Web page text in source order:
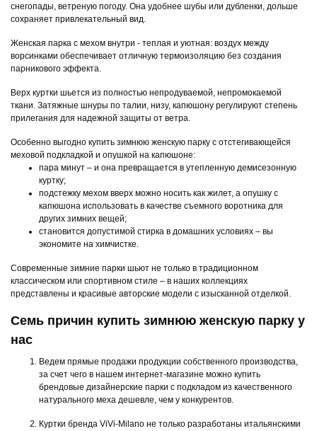
снегопады, ветреную погоду. Она удобнее шубы или дубленки, дольше
сохраняет привлекательный вид.
Женская парка с мехом внутри - теплая и уютная: воздух между
ворсинками обеспечивает отличную термоизоляцию без создания
парникового эффекта.
Верх куртки шьется из полностью непродуваемой, непромокаемой
ткани. Затяжные шнуры по талии, низу, капюшону регулируют степень
прилегания для надежной защиты от ветра.
Особенно выгодно купить зимнюю женскую парку с отстегивающейся
меховой подкладкой и опушкой на капюшоне:
пара минут – и она превращается в утепленную демисезонную
куртку;
подстежку мехом вверх можно носить как жилет, а опушку с
капюшона использовать в качестве съемного воротника для
других зимних вещей;
становится допустимой стирка в домашних условиях – вы
экономите на химчистке.
Современные зимние парки шьют не только в традиционном
классическом или спортивном стиле – в наших коллекциях
представлены и красивые авторские модели с изысканной отделкой.
Семь причин купить зимнюю женскую парку у
нас
Ведем прямые продажи продукции собственного производства,
за счет чего в нашем интернет-магазине можно купить
брендовые дизайнерские парки с подкладом из качественного
натурального меха дешевле, чем у конкурентов.
Куртки бренда ViVi-Milano не только разработаны итальянскими